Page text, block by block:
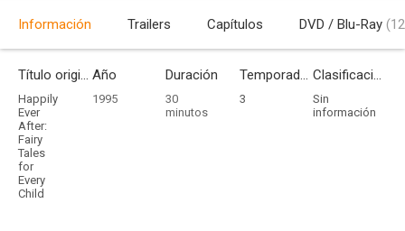
Información Trailers Capítulos DVD / Blu-Ray
Título original
Happily
Ever
After:
Fairy
Tales
for
Every
Child
Año
1995
Duración
30
minutos
Temporadas
3
Clasificación por edades
Sin
información